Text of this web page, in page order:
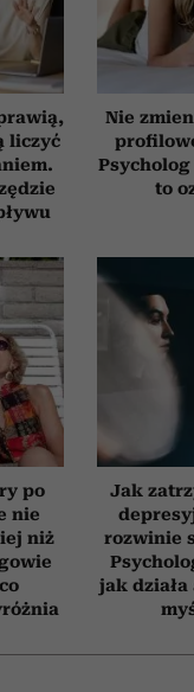
liczyć
Nie
Psycholog
to
po
nie
niż
Jak
rozwinie
jak